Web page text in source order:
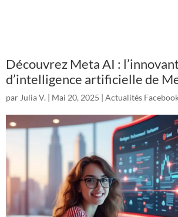
Découvrez Meta AI :
d’intelligence artificielle de
par Julia V. | Mai 20, 2025 | Actualités